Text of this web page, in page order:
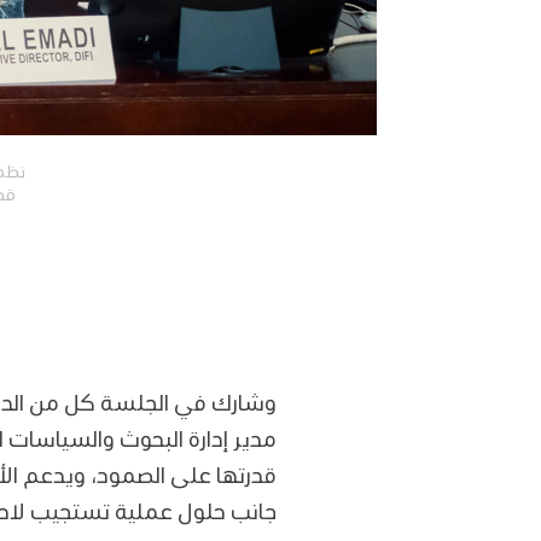
وشارك في الجلسة كل من
مدير إدارة البحوث
قدرتها على الصمود، ويدعم
جانب حلول عملية تستجيب